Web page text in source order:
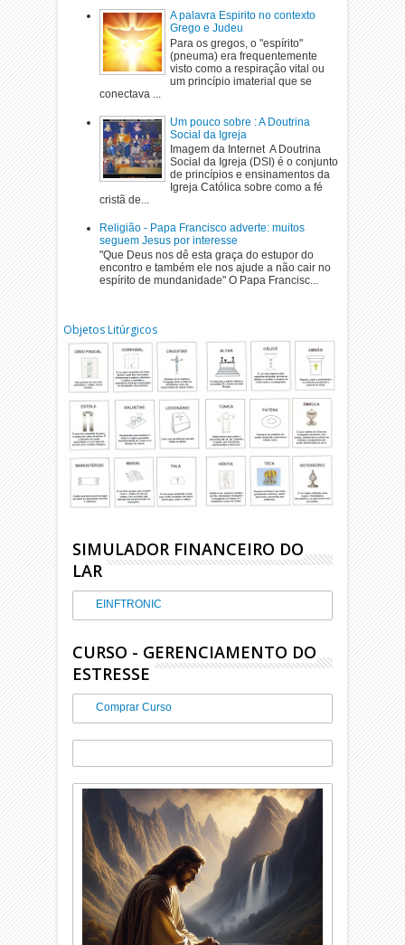
A palavra Espirito no contexto
Grego e Judeu
Para os gregos, o "espírito"
(pneuma) era frequentemente
visto como a respiração vital ou
um princípio imaterial que se
conectava ...
Um pouco sobre : A Doutrina
Social da Igreja
Imagem da Internet A Doutrina
Social da Igreja (DSI) é o conjunto
de princípios e ensinamentos da
Igreja Católica sobre como a fé
cristã de...
Religião - Papa Francisco adverte: muitos
seguem Jesus por interesse
"Que Deus nos dê esta graça do estupor do
encontro e também ele nos ajude a não cair no
espírito de mundanidade" O Papa Francisc...
Objetos Litúrgicos
SIMULADOR FINANCEIRO DO
LAR
EINFTRONIC
CURSO - GERENCIAMENTO DO
ESTRESSE
Comprar Curso